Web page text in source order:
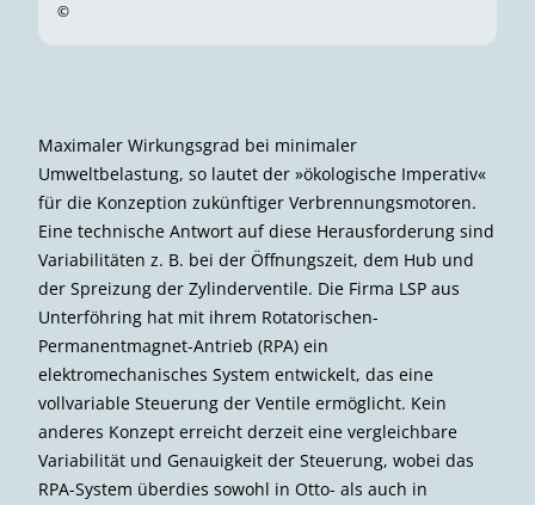
©
Maximaler Wirkungsgrad bei minimaler
Umweltbelastung, so lautet der »ökologische Imperativ«
für die Konzeption zukünftiger Verbrennungsmotoren.
Eine technische Antwort auf diese Herausforderung sind
Variabilitäten z. B. bei der Öffnungszeit, dem Hub und
der Spreizung der Zylinderventile. Die Firma LSP aus
Unterföhring hat mit ihrem Rotatorischen-
Permanentmagnet-Antrieb (RPA) ein
elektromechanisches System entwickelt, das eine
vollvariable Steuerung der Ventile ermöglicht. Kein
anderes Konzept erreicht derzeit eine vergleichbare
Variabilität und Genauigkeit der Steuerung, wobei das
RPA-System überdies sowohl in Otto- als auch in